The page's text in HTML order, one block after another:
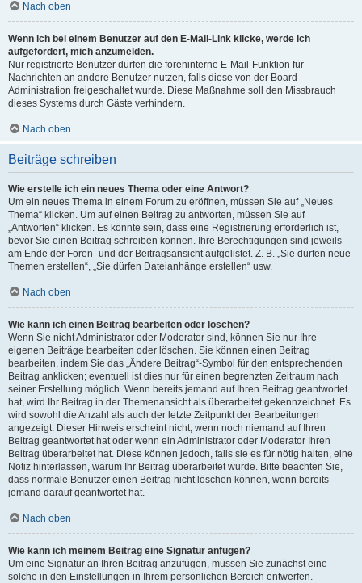
Nach oben
Wenn ich bei einem Benutzer auf den E-Mail-Link klicke, werde ich
aufgefordert, mich anzumelden.
Nur registrierte Benutzer dürfen die foreninterne E-Mail-Funktion für
Nachrichten an andere Benutzer nutzen, falls diese von der Board-
Administration freigeschaltet wurde. Diese Maßnahme soll den Missbrauch
dieses Systems durch Gäste verhindern.
Nach oben
Beiträge schreiben
Wie erstelle ich ein neues Thema oder eine Antwort?
Um ein neues Thema in einem Forum zu eröffnen, müssen Sie auf „Neues
Thema“ klicken. Um auf einen Beitrag zu antworten, müssen Sie auf
„Antworten“ klicken. Es könnte sein, dass eine Registrierung erforderlich ist,
bevor Sie einen Beitrag schreiben können. Ihre Berechtigungen sind jeweils
am Ende der Foren- und der Beitragsansicht aufgelistet. Z. B. „Sie dürfen neue
Themen erstellen“, „Sie dürfen Dateianhänge erstellen“ usw.
Nach oben
Wie kann ich einen Beitrag bearbeiten oder löschen?
Wenn Sie nicht Administrator oder Moderator sind, können Sie nur Ihre
eigenen Beiträge bearbeiten oder löschen. Sie können einen Beitrag
bearbeiten, indem Sie das „Ändere Beitrag“-Symbol für den entsprechenden
Beitrag anklicken; eventuell ist dies nur für einen begrenzten Zeitraum nach
seiner Erstellung möglich. Wenn bereits jemand auf Ihren Beitrag geantwortet
hat, wird Ihr Beitrag in der Themenansicht als überarbeitet gekennzeichnet. Es
wird sowohl die Anzahl als auch der letzte Zeitpunkt der Bearbeitungen
angezeigt. Dieser Hinweis erscheint nicht, wenn noch niemand auf Ihren
Beitrag geantwortet hat oder wenn ein Administrator oder Moderator Ihren
Beitrag überarbeitet hat. Diese können jedoch, falls sie es für nötig halten, eine
Notiz hinterlassen, warum Ihr Beitrag überarbeitet wurde. Bitte beachten Sie,
dass normale Benutzer einen Beitrag nicht löschen können, wenn bereits
jemand darauf geantwortet hat.
Nach oben
Wie kann ich meinem Beitrag eine Signatur anfügen?
Um eine Signatur an Ihren Beitrag anzufügen, müssen Sie zunächst eine
solche in den Einstellungen in Ihrem persönlichen Bereich entwerfen.